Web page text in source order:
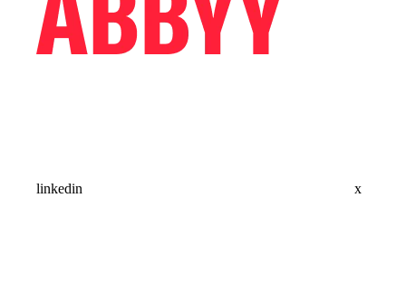
linkedin x